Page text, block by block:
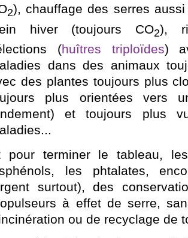
2), chauffage des serres
hiver (toujours CO2),
(huîtres triploïdes)
dans des animaux
des plantes toujours plus
plus orientées vers
et toujours plus
pour terminer le tableau,
les phtalates,
surtout), des
à effet de serre,
ou de recyclage de